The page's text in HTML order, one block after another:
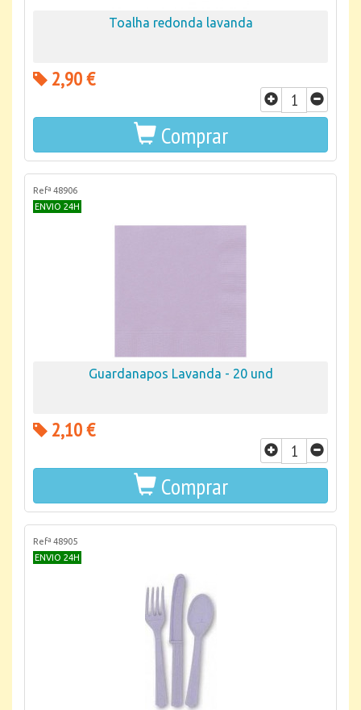
Toalha redonda lavanda
2,90 €
Comprar
Refª 48906
ENVIO 24H
Guardanapos Lavanda - 20 und
2,10 €
Comprar
Refª 48905
ENVIO 24H